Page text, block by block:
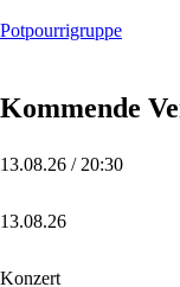
Potpourrigruppe
Kommende
13.08.26 / 20:30
13.08.26
Konzert